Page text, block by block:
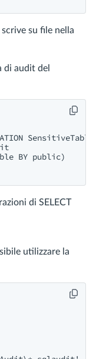
su file nella
di audit del
BY public)
di SELECT
utilizzare la